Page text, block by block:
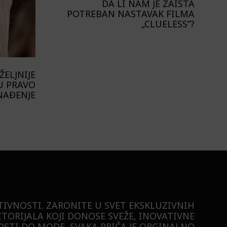
PRAVO
DA LI NAM JE ZAISTA
POTREBAN NASTAVAK FILMA
„CLUELESS”?
ZARONITE U SVET EKSKLUZIVNIH
KOJI DONOSE SVEŽE, INOVATIVNE